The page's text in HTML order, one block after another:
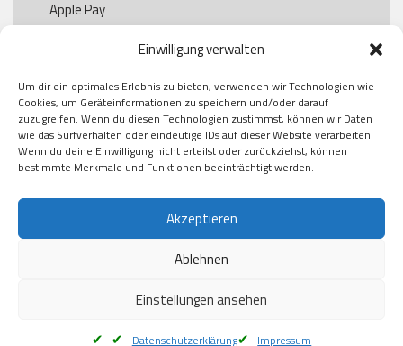
Einwilligung verwalten
Um dir ein optimales Erlebnis zu bieten, verwenden wir Technologien wie
Cookies, um Geräteinformationen zu speichern und/oder darauf
zuzugreifen. Wenn du diesen Technologien zustimmst, können wir Daten
wie das Surfverhalten oder eindeutige IDs auf dieser Website verarbeiten.
Wenn du deine Einwilligung nicht erteilst oder zurückziehst, können
bestimmte Merkmale und Funktionen beeinträchtigt werden.
Akzeptieren
Ablehnen
Einstellungen ansehen
Datenschutzerklärung Impressum
Apple Pay
Paypal
Kauf auf Rechung
Klarna
American Express